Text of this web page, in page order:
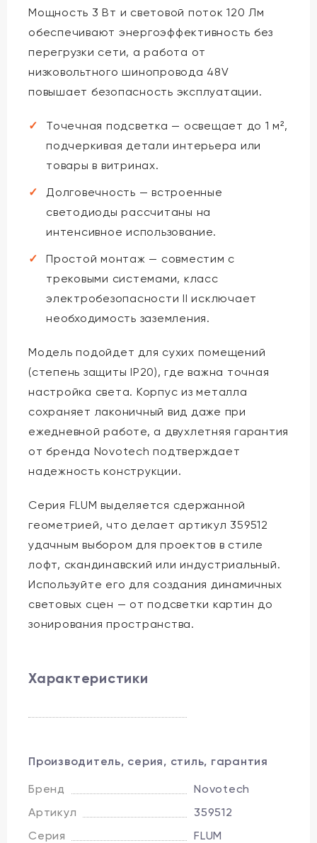
Мощность 3 Вт и световой поток 120 Лм
обеспечивают энергоэффективность без
перегрузки сети, а работа от
низковольтного шинопровода 48V
повышает безопасность эксплуатации.
Точечная подсветка — освещает до 1 м²,
подчеркивая детали интерьера или
товары в витринах.
Долговечность — встроенные
светодиоды рассчитаны на
интенсивное использование.
Простой монтаж — совместим с
трековыми системами, класс
электробезопасности II исключает
необходимость заземления.
Модель подойдет для сухих помещений
(степень защиты IP20), где важна точная
настройка света. Корпус из металла
сохраняет лаконичный вид даже при
ежедневной работе, а двухлетняя гарантия
от бренда Novotech подтверждает
надежность конструкции.
Серия FLUM выделяется сдержанной
геометрией, что делает артикул 359512
удачным выбором для проектов в стиле
лофт, скандинавский или индустриальный.
Используйте его для создания динамичных
световых сцен — от подсветки картин до
зонирования пространства.
Характеристики
Производитель, серия, стиль, гарантия
Бренд
Novotech
Артикул
359512
Серия
FLUM